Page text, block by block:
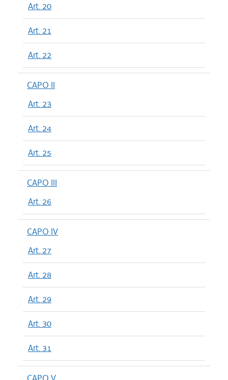
Art. 20
Art. 21
Art. 22
CAPO II
Art. 23
Art. 24
Art. 25
CAPO III
Art. 26
CAPO IV
Art. 27
Art. 28
Art. 29
Art. 30
Art. 31